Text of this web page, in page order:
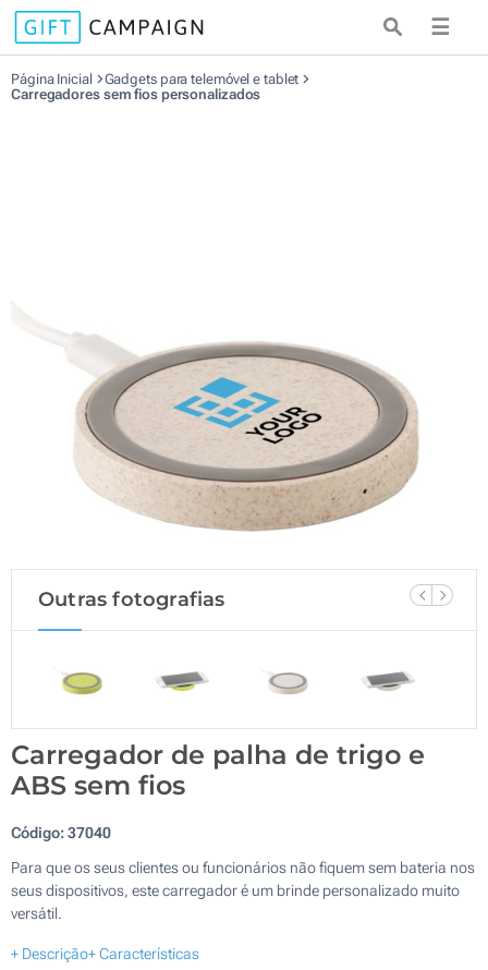
☰
Página Inicial
Gadgets para telemóvel e tablet
Carregadores sem fios personalizados
Outras fotografias
Carregador de palha de trigo e
ABS sem fios
Código:37040
Para que os seus clientes ou funcionários não fiquem sem bateria nos
seus dispositivos, este carregador é um brinde personalizado muito
versátil.
+ Descrição+ Características